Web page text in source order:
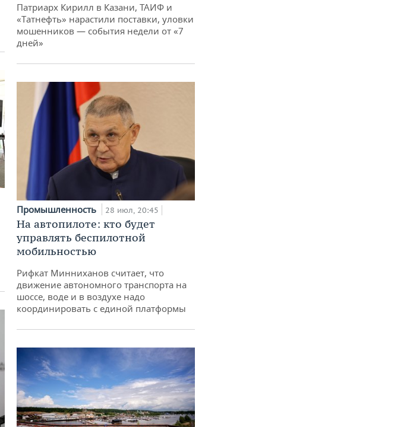
Патриарх Кирилл в Казани, ТАИФ и
«Татнефть» нарастили поставки, уловки
мошенников — события недели от «7
дней»
Промышленность 28 июл, 20:45
На автопилоте: кто будет
управлять беспилотной
мобильностью
Рифкат Минниханов считает, что
движение автономного транспорта на
шоссе, воде и в воздухе надо
координировать с единой платформы